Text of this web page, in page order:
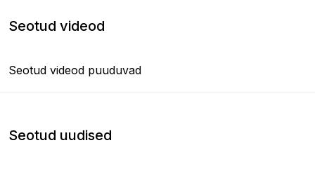
Seotud videod
Seotud videod puuduvad
Seotud uudised